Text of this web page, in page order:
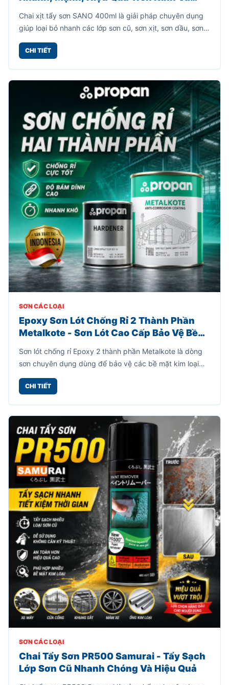
Chai xịt tẩy sơn SANO 400ml là giải pháp chuyên dụng
giúp loại bỏ nhanh các lớp sơn cũ, sơn xịt, sơn dầu, sơn
CHI TIẾT
SƠN CÁC LOẠI
Epoxy Sơn Lót Chống Rỉ 2 Thành Phần
Metalkote - Sơn Lót Cao Cấp Bảo Vệ Bề
Sơn lót chống rỉ Epoxy 2 thành phần Metalkote là dòng
sơn chuyên dụng dùng để bảo vệ các bề mặt kim loại
xe cơ giới và nhiều hạng mục công nghiệp khác.
CHI TIẾT
SƠN CÁC LOẠI
Chai Tẩy Sơn PR500 Samurai - Tẩy Sạch
Lớp Sơn Cũ Nhanh Chóng Và Hiệu Quả